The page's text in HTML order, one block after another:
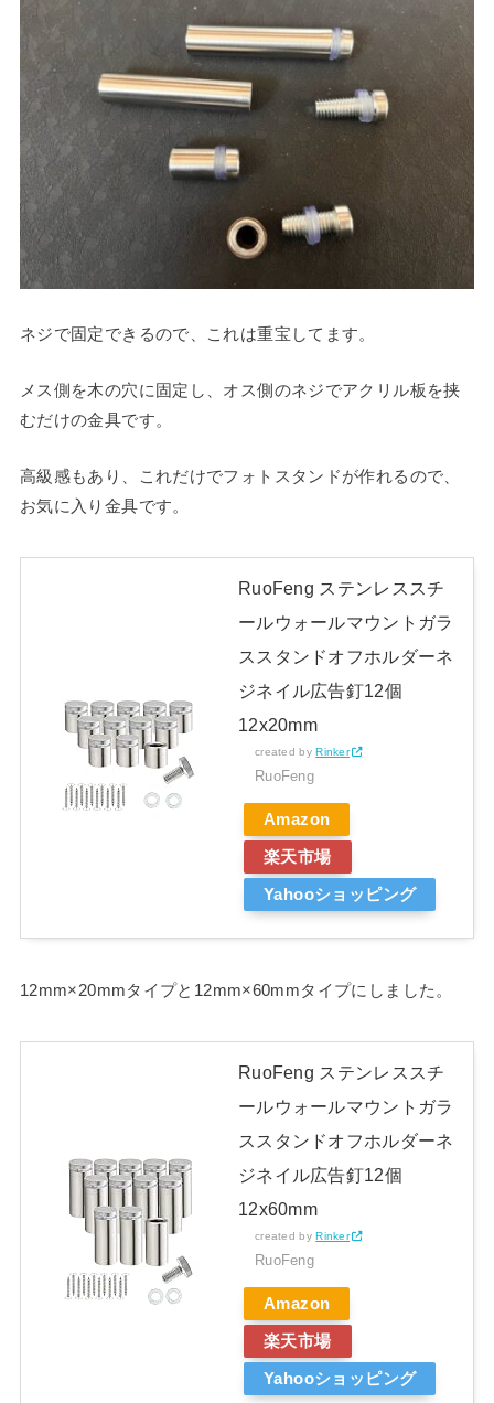
ネジで固定できるので、これは重宝してます。
メス側を木の穴に固定し、オス側のネジでアクリル板を挟
むだけの金具です。
高級感もあり、これだけでフォトスタンドが作れるので、
お気に入り金具です。
RuoFeng ステンレススチ
ールウォールマウントガラ
ススタンドオフホルダーネ
ジネイル広告釘12個
12x20mm
created byRinker
RuoFeng
Amazon
楽天市場
Yahooショッピング
12mm×20mmタイプと12mm×60mmタイプにしました。
RuoFeng ステンレススチ
ールウォールマウントガラ
ススタンドオフホルダーネ
ジネイル広告釘12個
12x60mm
created byRinker
RuoFeng
Amazon
楽天市場
Yahooショッピング